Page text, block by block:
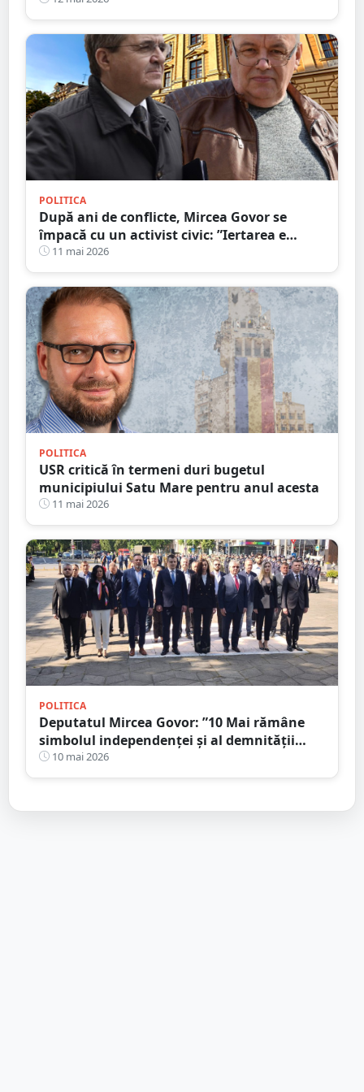
POLITICA
După ani de conflicte, Mircea Govor se
împacă cu un activist civic: ”Iertarea e
virtutea oamenilor puternici”
11 mai 2026
POLITICA
USR critică în termeni duri bugetul
municipiului Satu Mare pentru anul acesta
11 mai 2026
POLITICA
Deputatul Mircea Govor: ”10 Mai rămâne
simbolul independenței și al demnității
naționale”
10 mai 2026